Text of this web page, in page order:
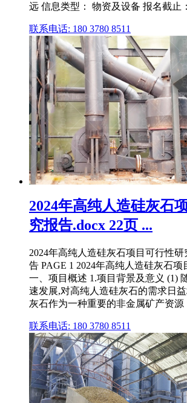
远 信息类型： 物资及设备 报名截止
联系电话: 180 3780 8511
2024年高纯人造硅灰石
究报告.docx 22页 ...
2024年高纯人造硅灰石项目可行性研
告 PAGE 1 2024年高纯人造硅灰石
一、项目概述 1.项目背景及意义 (1)
速发展,对高纯人造硅灰石的需求日
灰石作为一种重要的非金属矿产资源
联系电话: 180 3780 8511